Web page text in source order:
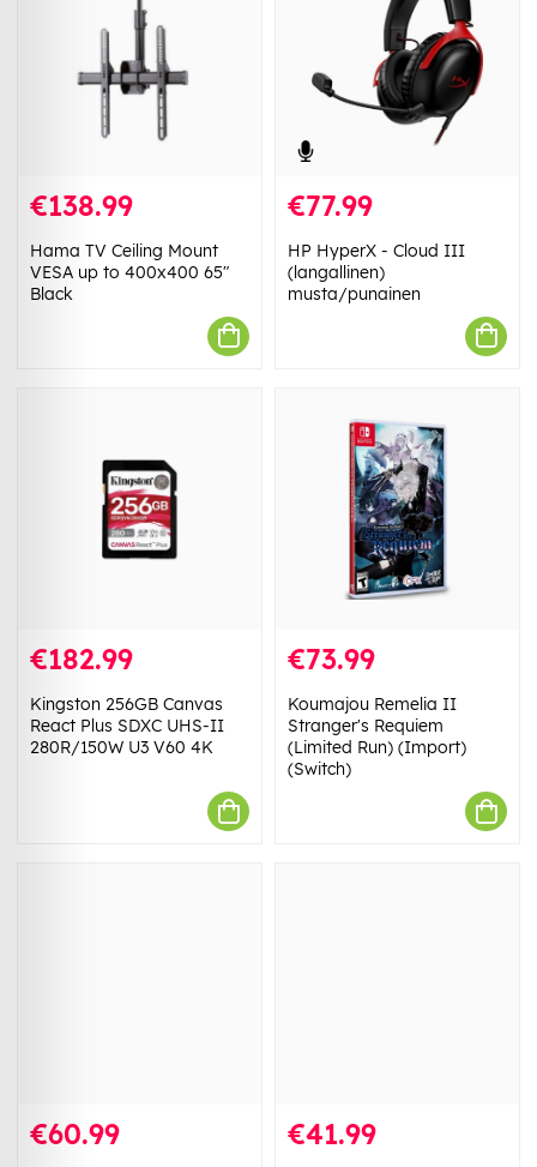
€138.99
Hama TV Ceiling Mount
VESA up to 400x400 65"
Black
€77.99
HP HyperX - Cloud III
(langallinen)
musta/punainen
€182.99
Kingston 256GB Canvas
React Plus SDXC UHS-II
280R/150W U3 V60 4K
€73.99
Koumajou Remelia II
Stranger's Requiem
(Limited Run) (Import)
(Switch)
€60.99 €41.99